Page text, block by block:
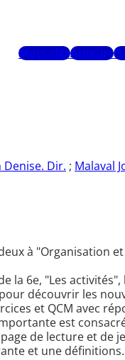
Mots-clésAuteurs
Dir. ; Malaval
à "Organisation
6e, "Les
découvrir les
et QCM avec
est
de lecture et de
et une définitions.